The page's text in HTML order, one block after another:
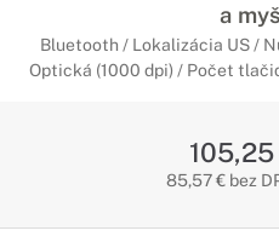
a
Bluetooth / Lokalizácia US /
Optická (1000 dpi) / Počet
85,57 € bez